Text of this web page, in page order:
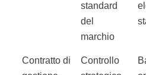
standard
del
marchio
Contratto di
Controllo